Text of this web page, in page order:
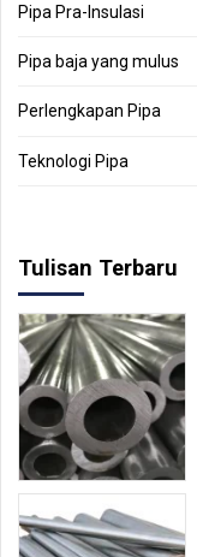
Pipa Pra-Insulasi
Pipa baja yang mulus
Perlengkapan Pipa
Teknologi Pipa
Tulisan Terbaru